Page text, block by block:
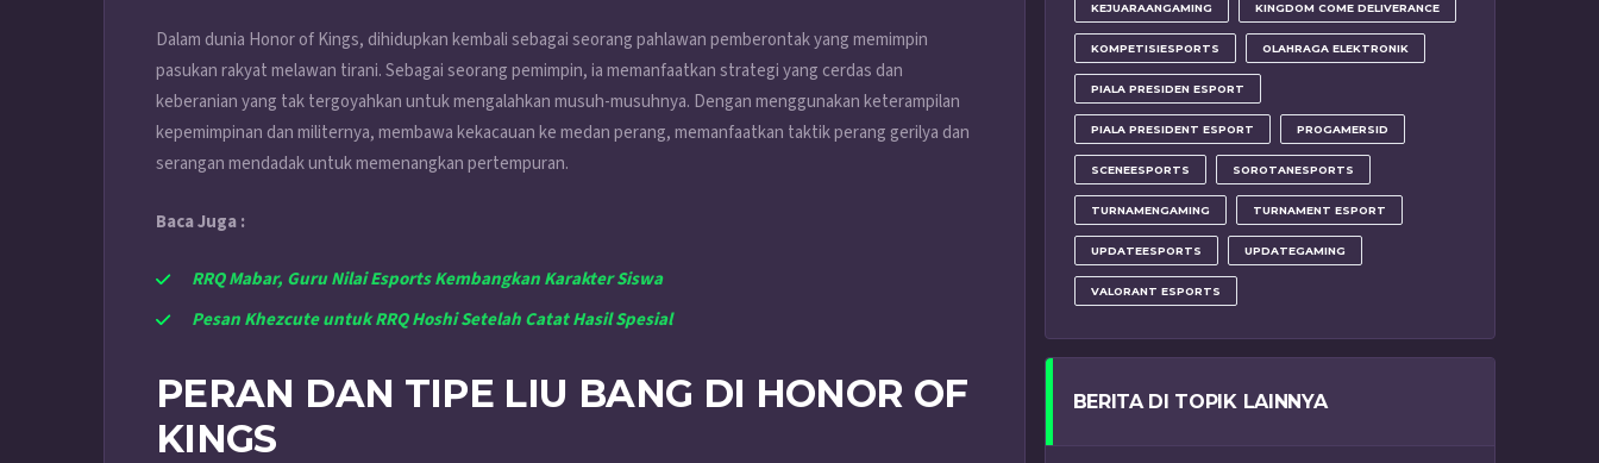
Dalam dunia Honor of Kings, dihidupkan kembali sebagai seorang pahlawan pemberontak yang memimpin
pasukan rakyat melawan tirani. Sebagai seorang pemimpin, ia memanfaatkan strategi yang cerdas dan
keberanian yang tak tergoyahkan untuk mengalahkan musuh-musuhnya. Dengan menggunakan keterampilan
kepemimpinan dan militernya, membawa kekacauan ke medan perang, memanfaatkan taktik perang gerilya dan
serangan mendadak untuk memenangkan pertempuran.
Baca Juga :
RRQ Mabar, Guru Nilai Esports Kembangkan Karakter Siswa
Pesan Khezcute untuk RRQ Hoshi Setelah Catat Hasil Spesial
PERAN DAN TIPE LIU BANG DI HONOR OF
KINGS
KEJUARAANGAMING KINGDOM COME DELIVERANCE
KOMPETISIESPORTS OLAHRAGA ELEKTRONIK
PIALA PRESIDEN ESPORT
PIALA PRESIDENT ESPORT PROGAMERSID
SCENEESPORTS SOROTANESPORTS
TURNAMENGAMING TURNAMENT ESPORT
UPDATEESPORTS UPDATEGAMING
VALORANT ESPORTS
BERITA DI TOPIK LAINNYA